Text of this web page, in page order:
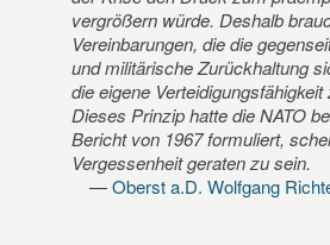
vergrößern würde. Deshalb
Vereinbarungen, die die
und militärische Zurückhaltung
die eigene Verteidigungsfähigkeit
Dieses Prinzip hatte die NATO
Bericht von 1967 formuliert,
Vergessenheit geraten zu sein.
Oberst a.D. Wolfgang